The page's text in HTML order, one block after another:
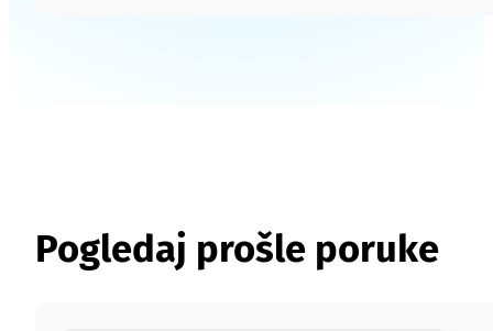
Pogledaj prošle poruke